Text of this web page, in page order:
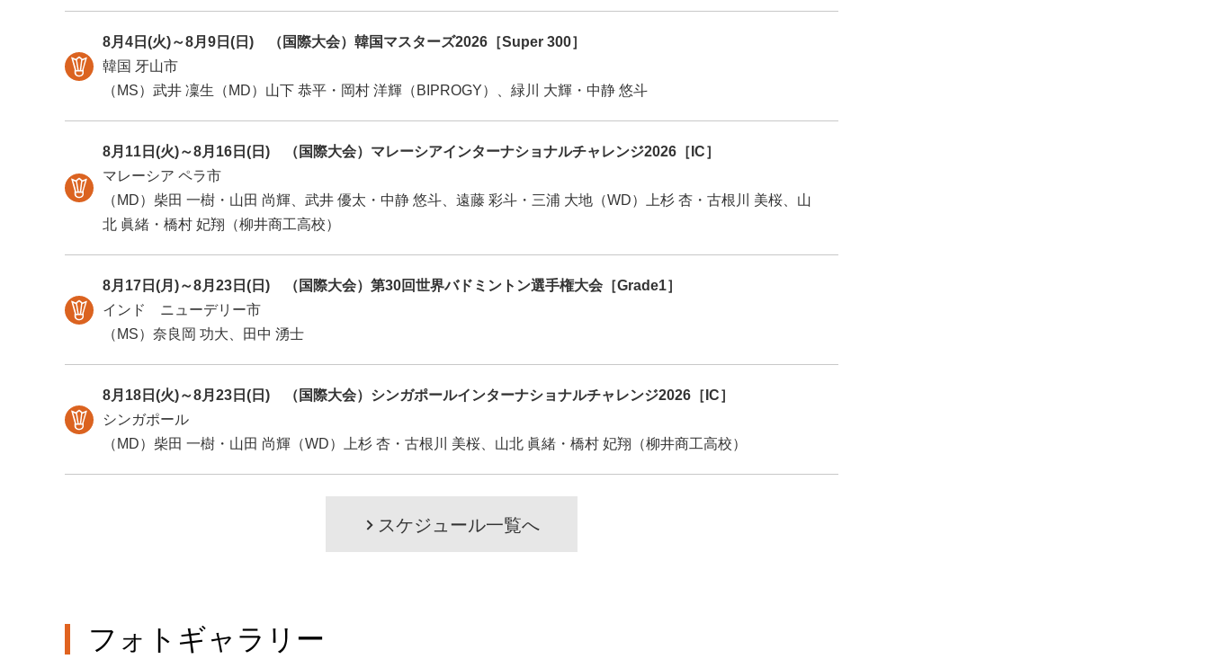
8月4日(火)～8月9日(日)
（国際大会）韓国マスターズ2026［Super 300］
韓国 牙山市
（MS）武井 凜生（MD）山下 恭平・岡村 洋輝（BIPROGY）、緑川 大輝・中静 悠斗
8月11日(火)～8月16日(日)
（国際大会）マレーシアインターナショナルチャレンジ2026［IC］
マレーシア ペラ市
（MD）柴田 一樹・山田 尚輝、武井 優太・中静 悠斗、遠藤 彩斗・三浦 大地（WD）上杉 杏・古根川 美桜、山
北 眞緒・橋村 妃翔（柳井商工高校）
8月17日(月)～8月23日(日)
（国際大会）第30回世界バドミントン選手権大会［Grade1］
インド ニューデリー市
（MS）奈良岡 功大、田中 湧士
8月18日(火)～8月23日(日)
（国際大会）シンガポールインターナショナルチャレンジ2026［IC］
シンガポール
（MD）柴田 一樹・山田 尚輝（WD）上杉 杏・古根川 美桜、山北 眞緒・橋村 妃翔（柳井商工高校）
スケジュール一覧へ
フォトギャラリー